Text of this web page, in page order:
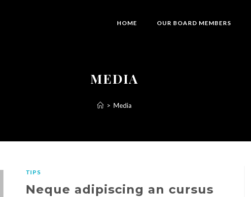
HOME OUR BOARD MEMBERS
MEDIA
> Media
TIPS
Neque adipiscing an cursus